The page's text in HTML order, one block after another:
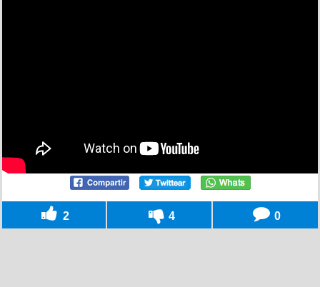
2 4 0